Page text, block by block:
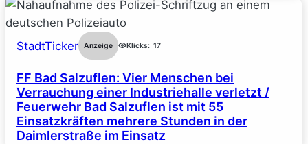
StadtTicker Anzeige Klicks: 17
FF Bad Salzuflen: Vier Menschen bei
Verrauchung einer Industriehalle verletzt /
Feuerwehr Bad Salzuflen ist mit 55
Einsatzkräften mehrere Stunden in der
Daimlerstraße im Einsatz